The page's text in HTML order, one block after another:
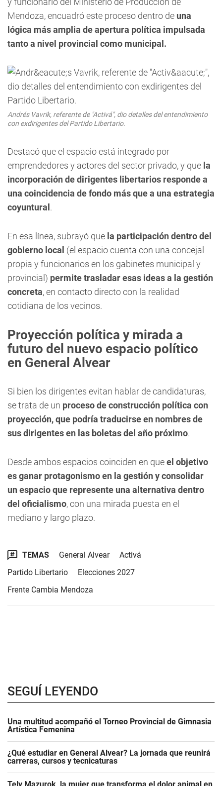
Mendoza, encuadró este proceso dentro de una
lógica más amplia de apertura política impulsada
tanto a nivel provincial como municipal.
Andrés Vavrik, referente de "Activá", dio detalles del entendimiento
con exdirigentes del Partido Libertario.
Destacó que el espacio está integrado por
emprendedores y actores del sector privado, y que la
incorporación de dirigentes libertarios responde a
una coincidencia de fondo más que a una estrategia
coyuntural .
En esa línea, subrayó que la participación dentro del
gobierno local (el espacio cuenta con una concejal
propia y funcionarios en los gabinetes municipal y
provincial) permite trasladar esas ideas a la gestión
concreta, en contacto directo con la realidad
cotidiana de los vecinos.
Proyección política y mirada a
futuro del nuevo espacio político
en General Alvear
Si bien los dirigentes evitan hablar de candidaturas,
se trata de un proceso de construcción política con
proyección, que podría traducirse en nombres de
sus dirigentes en las boletas del año próximo.
Desde ambos espacios coinciden en queel objetivo
es ganar protagonismo en la gestión y consolidar
un espacio que represente una alternativa dentro
del oficialismo, con una mirada puesta en el
mediano y largo plazo.
TEMAS General Alvear
Activá
Partido Libertario
Elecciones 2027
Frente Cambia Mendoza
SEGUÍ LEYENDO
Una multitud acompañó el Torneo Provincial de Gimnasia
Artística Femenina
¿Qué estudiar en General Alvear? La jornada que reunirá
carreras, cursos y tecnicaturas